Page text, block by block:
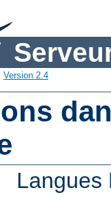
Version 2.4